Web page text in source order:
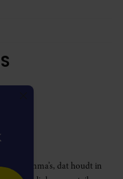
programma’s, dat houdt in